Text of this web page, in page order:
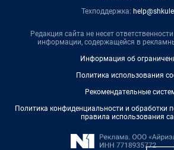
Техподдержка:
Редакция сайта не несет
информации, содержащейся в
Информация об
Политика использования
Рекомендательные
Политика конфиденциальности и обработки
правила использования